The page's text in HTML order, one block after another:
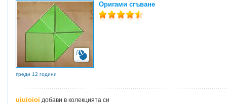
Оригами сгъване
преди 12 години
uiuioioi добави в колекцията си